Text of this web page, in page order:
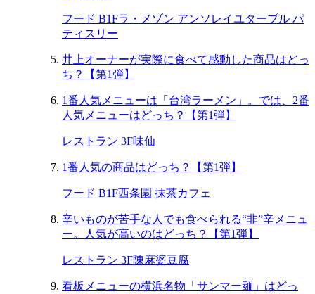
フード B1Fラ・メゾン アンソレイユターブル パ
ティスリー
井上オーナーが実際に食べて感動した商品はどっ
ち？【第1弾】
1番人気メニューは「台湾ラーメン」。では、2番
人気メニューはどっち？【第1弾】
レストラン 3F味仙
1番人気の商品はどっち？【第1弾】
フード B1F西条園 抹茶カフェ
辛いものが苦手な人でも食べられる“非”辛メニュ
ー。人気が高いのはどっち？【第1弾】
レストラン 3F陳麻婆豆腐
看板メニューの横浜名物「サンマー麺」はどっ